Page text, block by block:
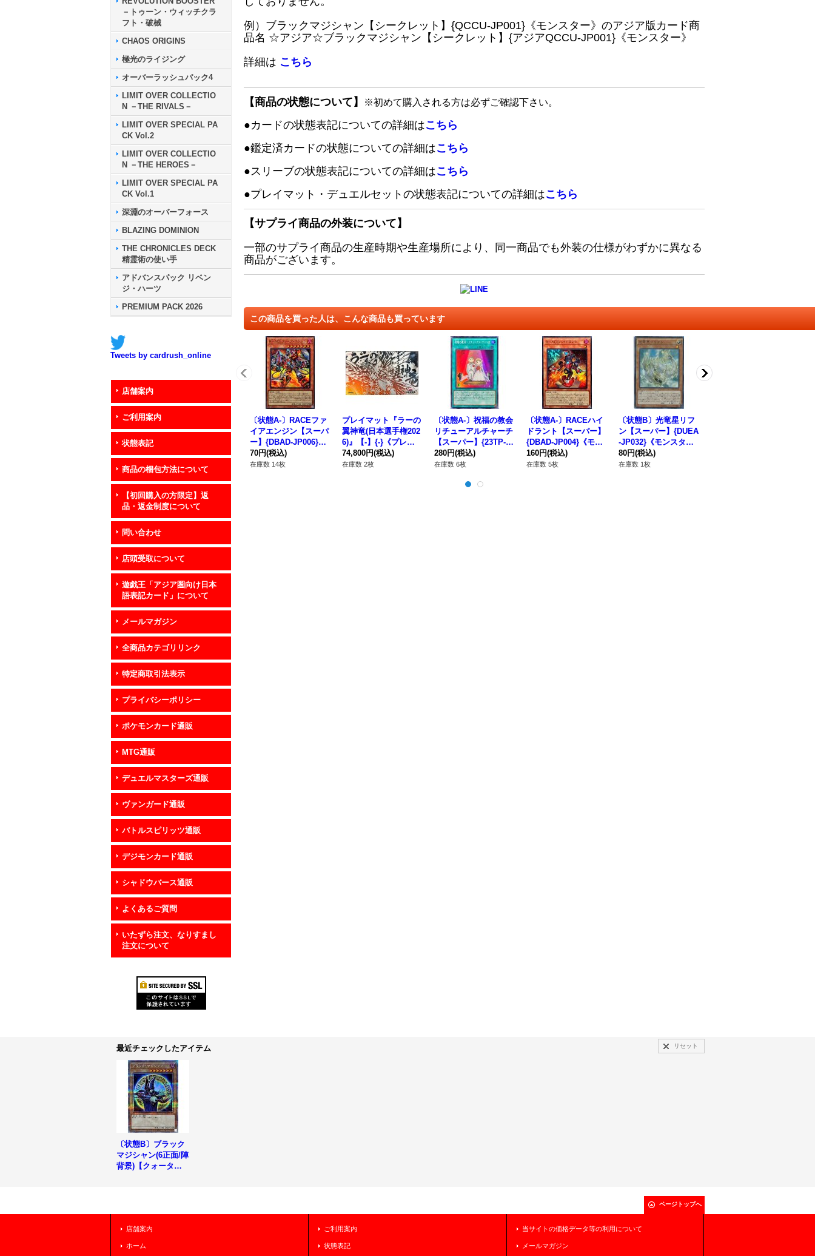
－トゥーン・ウィッチクラ
フト・破械
CHAOS ORIGINS
極光のライジング
オーバーラッシュパック4
LIMIT OVER COLLECTIO
N －THE RIVALS－
LIMIT OVER SPECIAL PA
CK Vol.2
LIMIT OVER COLLECTIO
N －THE HEROES－
LIMIT OVER SPECIAL PA
CK Vol.1
深淵のオーバーフォース
BLAZING DOMINION
THE CHRONICLES DECK
精霊術の使い手
アドバンスパック リベン
ジ・ハーツ
PREMIUM PACK 2026
Tweets by cardrush_online
店舗案内
ご利用案内
状態表記
商品の梱包方法について
【初回購入の方限定】返
品・返金制度について
問い合わせ
店頭受取について
遊戯王「アジア圏向け日本
語表記カード」について
メールマガジン
全商品カテゴリリンク
特定商取引法表示
プライバシーポリシー
ポケモンカード通販
MTG通販
デュエルマスターズ通販
ヴァンガード通販
バトルスピリッツ通販
デジモンカード通販
シャドウバース通販
よくあるご質問
いたずら注文、なりすまし
注文について
例）ブラックマジシャン【シークレット】{QCCU-JP001}《モンスター》のアジア版カード商
品名 ☆アジア☆ブラックマジシャン【シークレット】{アジアQCCU-JP001}《モンスター》
詳細は こちら
【商品の状態について】 ※初めて購入される方は必ずご確認下さい。
●カードの状態表記についての詳細はこちら
●鑑定済カードの状態についての詳細はこちら
●スリーブの状態表記についての詳細はこちら
●プレイマット・デュエルセットの状態表記についての詳細はこちら
【サプライ商品の外装について】
一部のサプライ商品の生産時期や生産場所により、同一商品でも外装の仕様がわずかに異なる
商品がございます。
この商品を買った人は、こんな商品も買っています
〔状態A-〕RACEファ
イアエンジン【スーパ
ー】{DBAD-JP006}
《モンスター》
70円(税込)
在庫数 14枚
プレイマット『ラーの
翼神竜(日本選手権202
6)』【-】{-}《プレイ
マット》
74,800円(税込)
在庫数 2枚
〔状態A-〕祝福の教会
リチューアルチャーチ
【スーパー】{23TP-J
P402}《魔法》
280円(税込)
在庫数 6枚
〔状態A-〕RACEハイ
ドラント【スーパー】
{DBAD-JP004}《モン
スター》
160円(税込)
在庫数 5枚
〔状態B〕光竜星リフ
ン【スーパー】{DUEA
-JP032}《モンスタ
ー》
80円(税込)
在庫数 1枚
最近チェックしたアイテム リセット
〔状態B〕ブラック
マジシャン(6正面/陣
背景)【クォーター
ページトップへ
店舗案内
ホーム
ご利用案内
状態表記
当サイトの価格データ等の利用について
メールマガジン